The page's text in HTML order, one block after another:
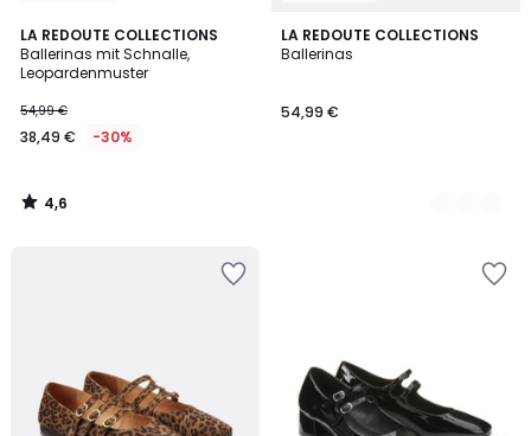
LA REDOUTE COLLECTIONS
Ballerinas mit Schnalle,
Leopardenmuster
54,99 €
38,49 € -30%
4,6
/ 5
4,6
/
LA REDOUTE COLLECTIONS
Ballerinas
54,99 €
2
Farben